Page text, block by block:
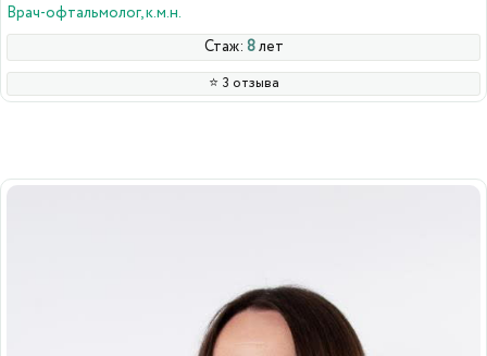
Врач-офтальмолог, к.м.н.
Стаж: 8лет
⭐️ 3 отзыва